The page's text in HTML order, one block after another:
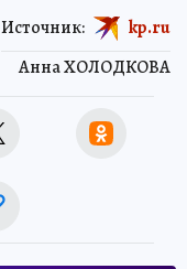
Анна ХОЛОДКОВА
Источник: kp.ru